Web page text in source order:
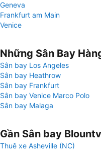
Geneva
Frankfurt am Main
Venice
Những Sân Bay
Sân bay Los Angeles
Sân bay Heathrow
Sân bay Frankfurt
Sân bay Venice Marco Polo
Sân bay Malaga
Gần Sân bay
Thuê xe Asheville (NC)